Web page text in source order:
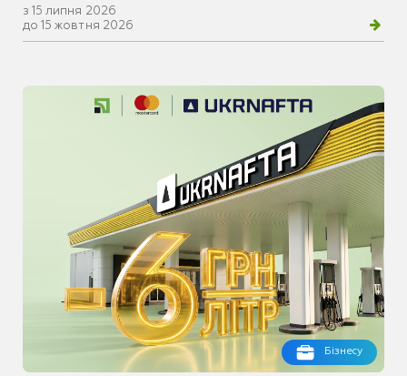
з 15 липня 2026
до 15 жовтня 2026
Бізнесу